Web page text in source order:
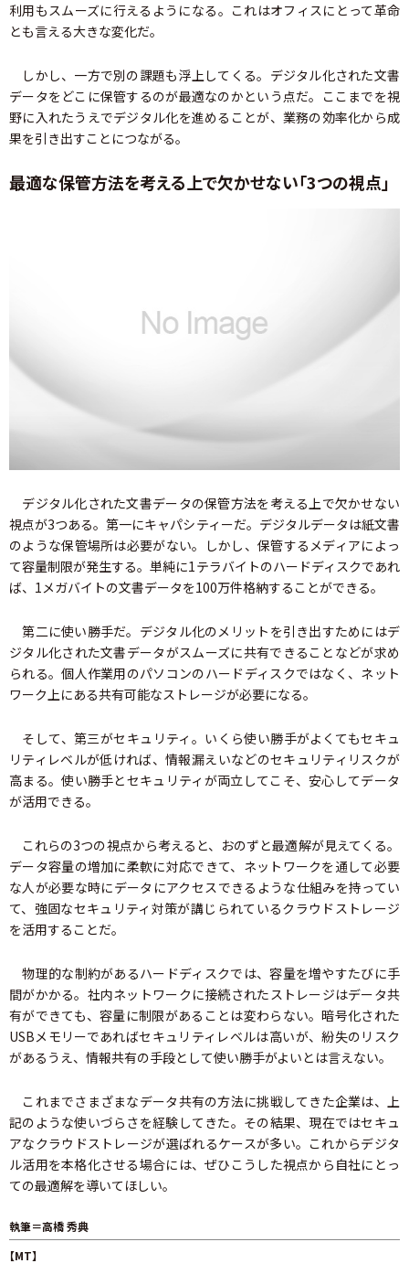
利用もスムーズに行えるようになる。これはオフィスにとって革命
とも言える大きな変化だ。
しかし、一方で別の課題も浮上してくる。デジタル化された文書
データをどこに保管するのが最適なのかという点だ。ここまでを視
野に入れたうえでデジタル化を進めることが、業務の効率化から成
果を引き出すことにつながる。
最適な保管方法を考える上で欠かせない「3つの視点」
デジタル化された文書データの保管方法を考える上で欠かせない
視点が3つある。第一にキャパシティーだ。デジタルデータは紙文書
のような保管場所は必要がない。しかし、保管するメディアによっ
て容量制限が発生する。単純に1テラバイトのハードディスクであれ
ば、1メガバイトの文書データを100万件格納することができる。
第二に使い勝手だ。デジタル化のメリットを引き出すためにはデ
ジタル化された文書データがスムーズに共有できることなどが求め
られる。個人作業用のパソコンのハードディスクではなく、ネット
ワーク上にある共有可能なストレージが必要になる。
そして、第三がセキュリティ。いくら使い勝手がよくてもセキュ
リティレベルが低ければ、情報漏えいなどのセキュリティリスクが
高まる。使い勝手とセキュリティが両立してこそ、安心してデータ
が活用できる。
これらの3つの視点から考えると、おのずと最適解が見えてくる。
データ容量の増加に柔軟に対応できて、ネットワークを通して必要
な人が必要な時にデータにアクセスできるような仕組みを持ってい
て、強固なセキュリティ対策が講じられているクラウドストレージ
を活用することだ。
物理的な制約があるハードディスクでは、容量を増やすたびに手
間がかかる。社内ネットワークに接続されたストレージはデータ共
有ができても、容量に制限があることは変わらない。暗号化された
USBメモリーであればセキュリティレベルは高いが、紛失のリスク
があるうえ、情報共有の手段として使い勝手がよいとは言えない。
これまでさまざまなデータ共有の方法に挑戦してきた企業は、上
記のような使いづらさを経験してきた。その結果、現在ではセキュ
アなクラウドストレージが選ばれるケースが多い。これからデジタ
ル活用を本格化させる場合には、ぜひこうした視点から自社にとっ
ての最適解を導いてほしい。
執筆＝高橋 秀典
【MT】